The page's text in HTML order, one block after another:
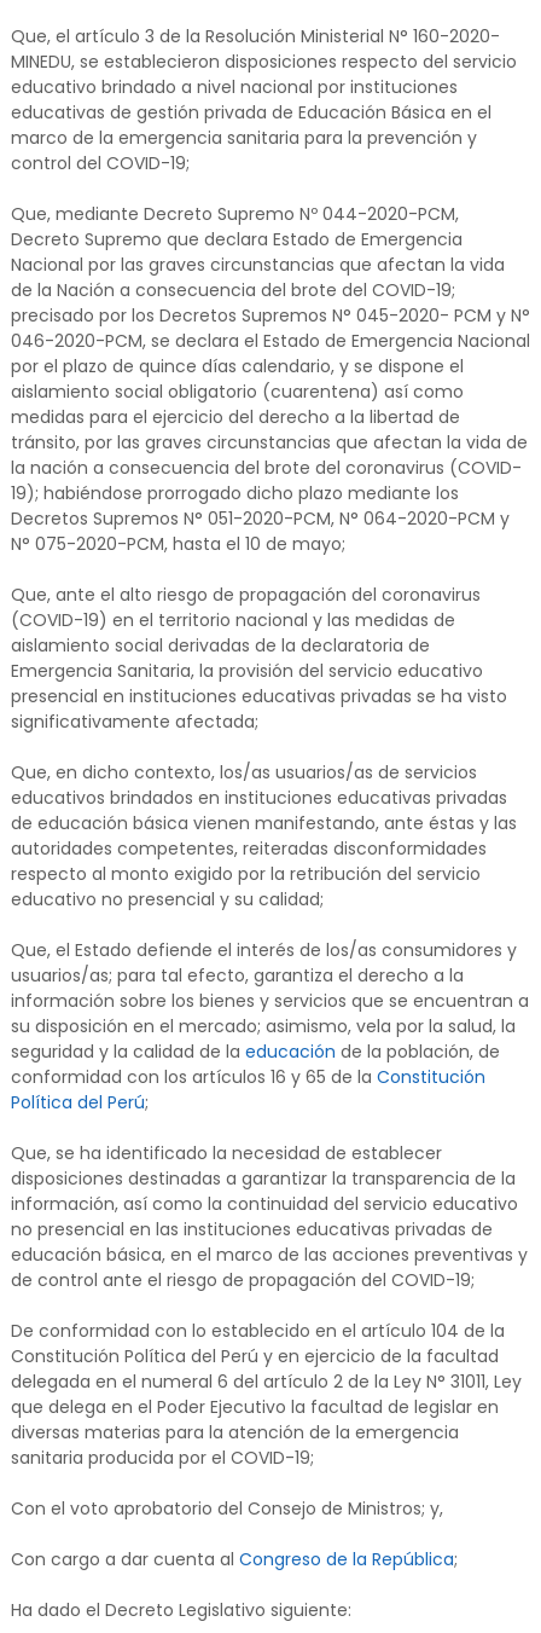
Que, el artículo 3 de la Resolución Ministerial N° 160-2020-
MINEDU, se establecieron disposiciones respecto del servicio
educativo brindado a nivel nacional por instituciones
educativas de gestión privada de Educación Básica en el
marco de la emergencia sanitaria para la prevención y
control del COVID-19;
Que, mediante Decreto Supremo Nº 044-2020-PCM,
Decreto Supremo que declara Estado de Emergencia
Nacional por las graves circunstancias que afectan la vida
de la Nación a consecuencia del brote del COVID-19;
precisado por los Decretos Supremos N° 045-2020- PCM y N°
046-2020-PCM, se declara el Estado de Emergencia Nacional
por el plazo de quince días calendario, y se dispone el
aislamiento social obligatorio (cuarentena) así como
medidas para el ejercicio del derecho a la libertad de
tránsito, por las graves circunstancias que afectan la vida de
la nación a consecuencia del brote del coronavirus (COVID-
19); habiéndose prorrogado dicho plazo mediante los
Decretos Supremos N° 051-2020-PCM, N° 064-2020-PCM y
N° 075-2020-PCM, hasta el 10 de mayo;
Que, ante el alto riesgo de propagación del coronavirus
(COVID-19) en el territorio nacional y las medidas de
aislamiento social derivadas de la declaratoria de
Emergencia Sanitaria, la provisión del servicio educativo
presencial en instituciones educativas privadas se ha visto
significativamente afectada;
Que, en dicho contexto, los/as usuarios/as de servicios
educativos brindados en instituciones educativas privadas
de educación básica vienen manifestando, ante éstas y las
autoridades competentes, reiteradas disconformidades
respecto al monto exigido por la retribución del servicio
educativo no presencial y su calidad;
Que, el Estado defiende el interés de los/as consumidores y
usuarios/as; para tal efecto, garantiza el derecho a la
información sobre los bienes y servicios que se encuentran a
su disposición en el mercado; asimismo, vela por la salud, la
seguridad y la calidad de la educación de la población, de
conformidad con los artículos 16 y 65 de la Constitución
Política del Perú;
Que, se ha identificado la necesidad de establecer
disposiciones destinadas a garantizar la transparencia de la
información, así como la continuidad del servicio educativo
no presencial en las instituciones educativas privadas de
educación básica, en el marco de las acciones preventivas y
de control ante el riesgo de propagación del COVID-19;
De conformidad con lo establecido en el artículo 104 de la
Constitución Política del Perú y en ejercicio de la facultad
delegada en el numeral 6 del artículo 2 de la Ley N° 31011, Ley
que delega en el Poder Ejecutivo la facultad de legislar en
diversas materias para la atención de la emergencia
sanitaria producida por el COVID-19;
Con el voto aprobatorio del Consejo de Ministros; y,
Con cargo a dar cuenta al Congreso de la República;
Ha dado el Decreto Legislativo siguiente: